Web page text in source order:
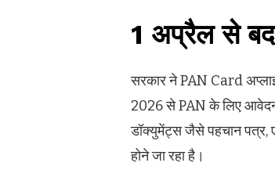
1 अप्रैल से
सरकार ने PAN Card
2026 से PAN के लिए
डॉक्युमेंट्स जैसे पहचान पत्र,
होने जा रहा है।